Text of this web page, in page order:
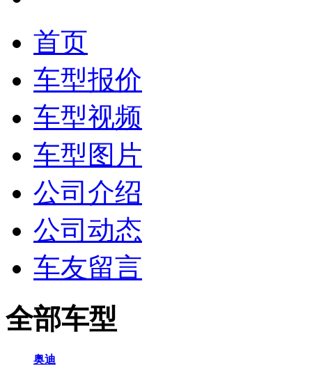
首页
车型报价
车型视频
车型图片
公司介绍
公司动态
车友留言
全部车型
奥迪